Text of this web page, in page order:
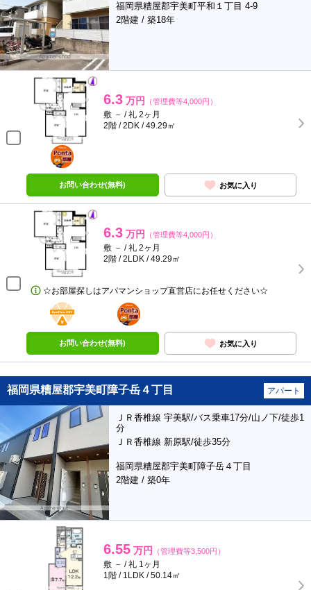
福岡県糟屋郡宇美町平和１丁目 4-9
2階建 / 築18年
6.3 万円 （管理費等4,000円）
敷 － / 礼 2ヶ月
2階 / 2DK / 49.29㎡
ポンタ
部屋
お問い合わせ(無料) お気に入り
6.3 万円 （管理費等4,000円）
敷 － / 礼 2ヶ月
2階 / 2LDK / 49.29㎡
☆お部屋探しはアパマンショップ直営店にお任せください☆
BunChinPAY
ポンタ
部屋
お問い合わせ(無料) お気に入り
福岡県糟屋郡宇美町障子岳４丁目 アパート
ＪＲ香椎線 宇美駅/バス乗車17分/山ノ下/徒歩1
分
ＪＲ香椎線 新原駅/徒歩35分
福岡県糟屋郡宇美町障子岳４丁目
2階建 / 築0年
6.55 万円 （管理費等3,500円）
敷 － / 礼 1ヶ月
1階 / 1LDK / 50.14㎡